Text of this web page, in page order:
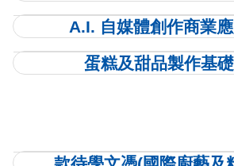
A.I. 自媒體創作商業
蛋糕及甜品製作基